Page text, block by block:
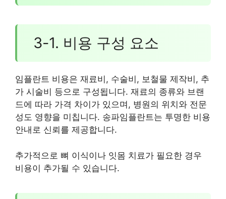
3-1. 비용 구성 요소
임플란트 비용은 재료비, 수술비, 보철물 제작비, 추
가 시술비 등으로 구성됩니다. 재료의 종류와 브랜
드에 따라 가격 차이가 있으며, 병원의 위치와 전문
성도 영향을 미칩니다. 송파임플란트는 투명한 비용
안내로 신뢰를 제공합니다.
추가적으로 뼈 이식이나 잇몸 치료가 필요한 경우
비용이 추가될 수 있습니다.